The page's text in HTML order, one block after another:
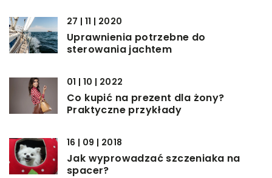
27 | 11 | 2020
Uprawnienia potrzebne do
sterowania jachtem
01 | 10 | 2022
Co kupić na prezent dla żony?
Praktyczne przykłady
16 | 09 | 2018
Jak wyprowadzać szczeniaka na
spacer?